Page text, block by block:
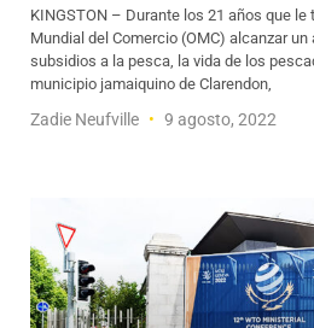
KINGSTON – Durante los 21 años que le
Mundial del Comercio (OMC) alcanzar
subsidios a la pesca, la vida de los
municipio jamaiquino de Clarendon,
Zadie Neufville 9 agosto, 2022